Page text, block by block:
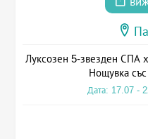
Луксозен 5-звезден СПА
Нощувка
Дата: 17.07 -